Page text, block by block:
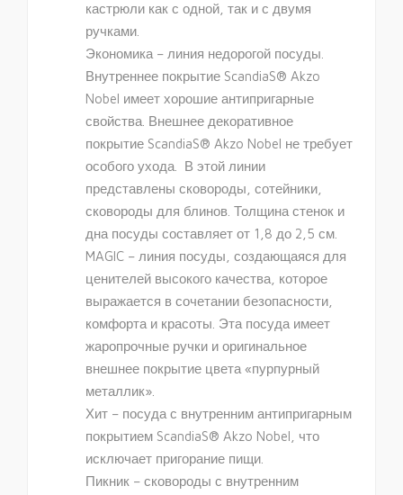
кастрюли как с одной, так и с двумя
ручками.
Экономика – линия недорогой посуды.
Внутреннее покрытие ScandiaS® Akzo
Nobel имеет хорошие антипригарные
свойства. Внешнее декоративное
покрытие ScandiaS® Akzo Nobel не требует
особого ухода. В этой линии
представлены сковороды, сотейники,
сковороды для блинов. Толщина стенок и
дна посуды составляет от 1,8 до 2,5 см.
MAGIC – линия посуды, создающаяся для
ценителей высокого качества, которое
выражается в сочетании безопасности,
комфорта и красоты. Эта посуда имеет
жаропрочные ручки и оригинальное
внешнее покрытие цвета «пурпурный
металлик».
Хит – посуда с внутренним антипригарным
покрытием ScandiaS® Akzo Nobel, что
исключает пригорание пищи.
Пикник – сковороды с внутренним